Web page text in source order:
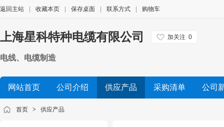
返回主站 收藏本页 保存桌面 联系方式 购物车
上海星科特种电缆有限公司 加关注 0
电线、电缆制造
网站首页 公司介绍 供应产品 采购清单 公司
首页 > 供应产品